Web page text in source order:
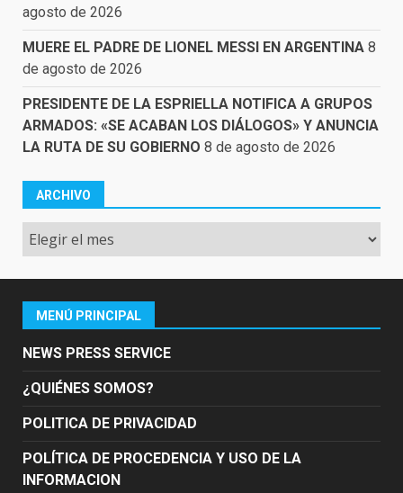
agosto de 2026
MUERE EL PADRE DE LIONEL MESSI EN ARGENTINA 8
de agosto de 2026
PRESIDENTE DE LA ESPRIELLA NOTIFICA A GRUPOS
ARMADOS: «SE ACABAN LOS DIÁLOGOS» Y ANUNCIA
LA RUTA DE SU GOBIERNO 8 de agosto de 2026
ARCHIVO
Archivo
MENÚ PRINCIPAL
NEWS PRESS SERVICE
¿QUIÉNES SOMOS?
POLITICA DE PRIVACIDAD
POLÍTICA DE PROCEDENCIA Y USO DE LA
INFORMACION